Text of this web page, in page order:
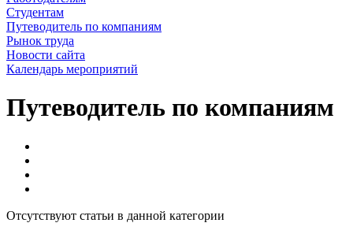
Студентам
Путеводитель по компаниям
Рынок труда
Новости сайта
Календарь мероприятий
Путеводитель по компаниям
Отсутствуют статьи в данной категории